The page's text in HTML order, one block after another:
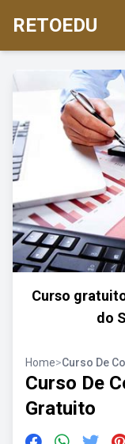
RETOEDU
Curso
do
Home>Curso De
Curso De
Gratuito